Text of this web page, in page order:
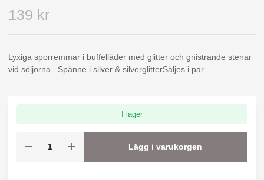
139 kr
Lyxiga sporremmar i buffelläder med glitter och gnistrande stenar
vid söljorna.. Spänne i silver & silverglitterSäljes i par.
I lager
Lägg i varukorgen